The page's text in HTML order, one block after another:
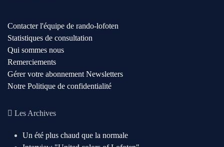
Contacter l'équipe de rando-lofoten
Statistiques de consultation
Qui sommes nous
Remerciements
Gérer votre abonnement Newsletters
Notre Politique de confidentialité
Les Archives
Un été plus chaud que la normale